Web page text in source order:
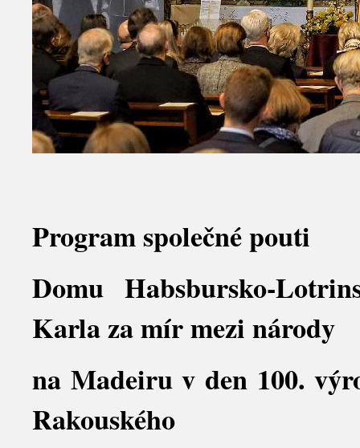
Program společné pouti
Domu Habsbursko-
Karla za mír mezi národy
na Madeiru v den 100.
Rakouského